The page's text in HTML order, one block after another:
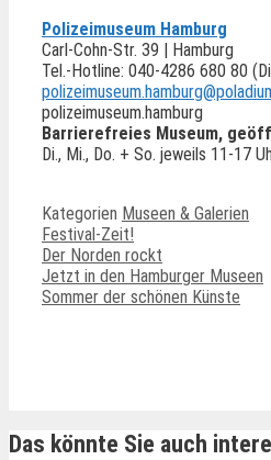
Polizeimuseum Hamburg
Carl-Cohn-Str. 39 | Hamburg
Tel.-Hotline: 040-4286 680 80
polizeimuseum.hamburg
Barrierefreies Museum,
Di., Mi., Do. + So. jeweils 11-17
Kategorien Museen & Galerien
Festival-Zeit!
Der Norden rockt
Jetzt in den Hamburger Museen
Sommer der schönen Künste
Das könnte Sie auch